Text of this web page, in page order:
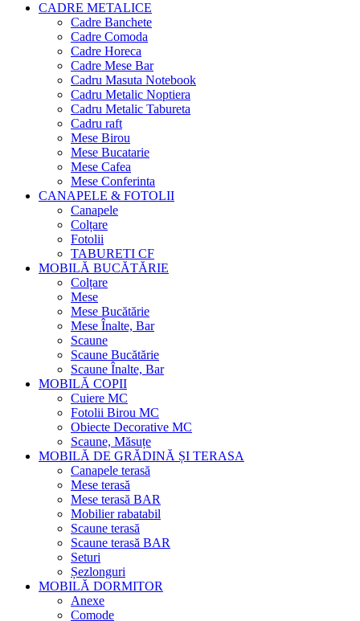
CADRE METALICE
Cadre Banchete
Cadre Comoda
Cadre Horeca
Cadre Mese Bar
Cadru Masuta Notebook
Cadru Metalic Noptiera
Cadru Metalic Tabureta
Cadru raft
Mese Birou
Mese Bucatarie
Mese Cafea
Mese Conferinta
CANAPELE & FOTOLII
Canapele
Colțare
Fotolii
TABURETI CF
MOBILĂ BUCĂTĂRIE
Colțare
Mese
Mese Bucătărie
Mese Înalte, Bar
Scaune
Scaune Bucătărie
Scaune Înalte, Bar
MOBILĂ COPII
Cuiere MC
Fotolii Birou MC
Obiecte Decorative MC
Scaune, Măsuțe
MOBILĂ DE GRĂDINĂ ȘI TERASA
Canapele terasă
Mese terasă
Mese terasă BAR
Mobilier rabatabil
Scaune terasă
Scaune terasă BAR
Seturi
Șezlonguri
MOBILĂ DORMITOR
Anexe
Comode